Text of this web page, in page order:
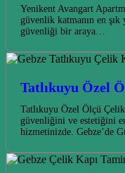
Yenikent Avangart
güvenlik katmanın en
güvenliği bir araya…
Tatlıkuyu Özel
Tatlıkuyu Özel Ölçü Çelik
güvenliğini ve estetiğini
hizmetinizde. Gebze’de